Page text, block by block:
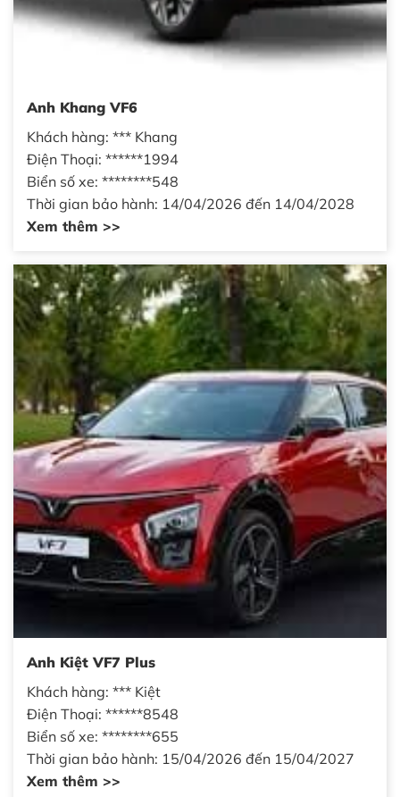
Anh Khang VF6
Khách hàng: *** Khang
Điện Thoại: ******1994
Biển số xe: ********548
Thời gian bảo hành: 14/04/2026 đến 14/04/2028
Xem thêm >>
Anh Kiệt VF7 Plus
Khách hàng: *** Kiệt
Điện Thoại: ******8548
Biển số xe: ********655
Thời gian bảo hành: 15/04/2026 đến 15/04/2027
Xem thêm >>